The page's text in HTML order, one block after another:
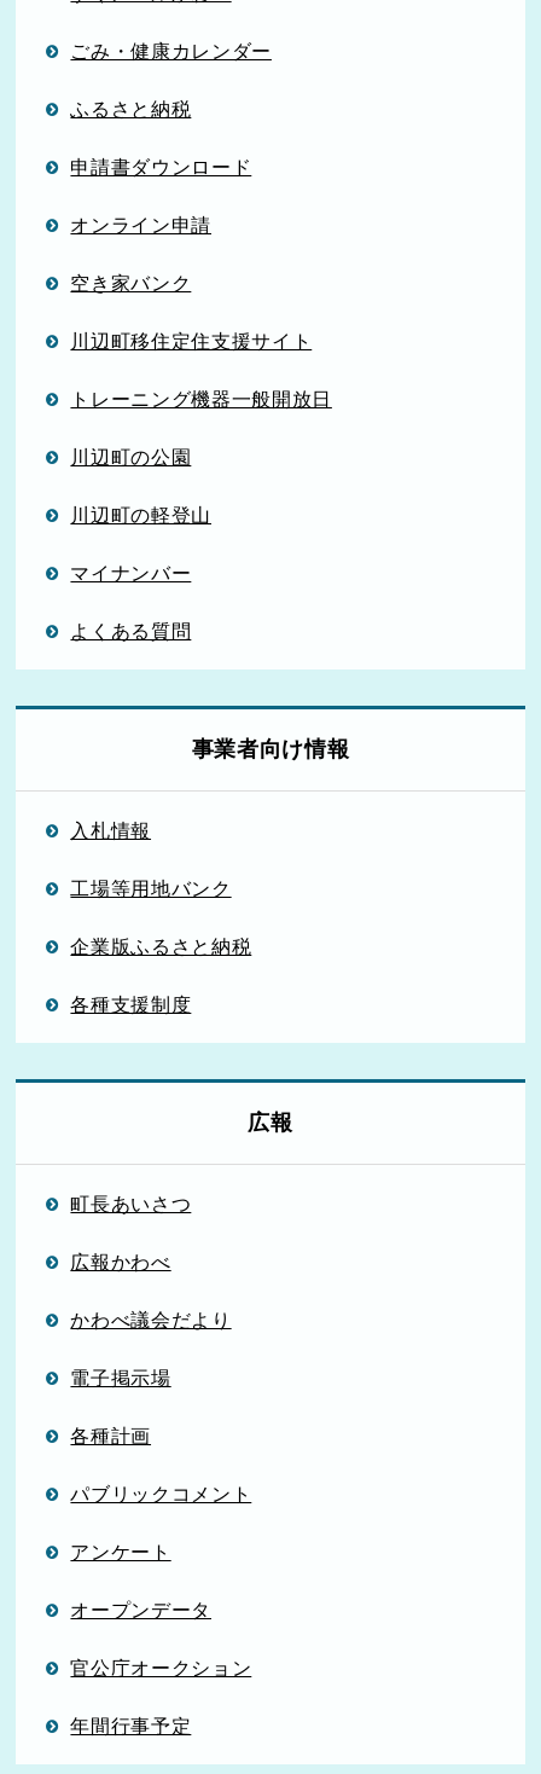
ごみ・健康カレンダー
ふるさと納税
申請書ダウンロード
オンライン申請
空き家バンク
川辺町移住定住支援サイト
トレーニング機器一般開放日
川辺町の公園
川辺町の軽登山
マイナンバー
よくある質問
事業者向け情報
入札情報
工場等用地バンク
企業版ふるさと納税
各種支援制度
広報
町長あいさつ
広報かわべ
かわべ議会だより
電子掲示場
各種計画
パブリックコメント
アンケート
オープンデータ
官公庁オークション
年間行事予定